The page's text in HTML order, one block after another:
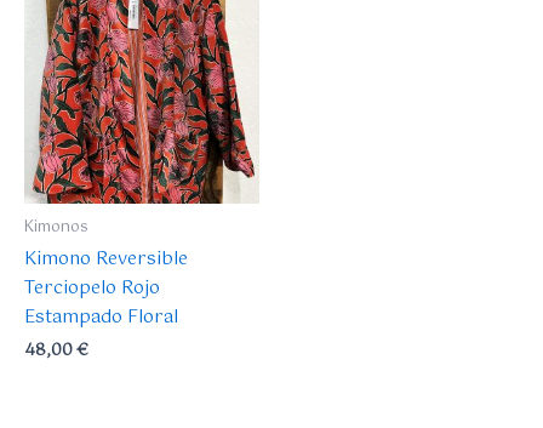
Kimonos
Kimono Reversible
Terciopelo Rojo
Estampado Floral
48,00€